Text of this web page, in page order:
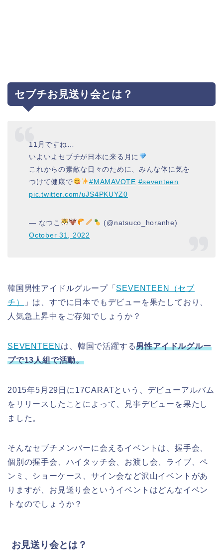
セブチお見送り会とは？
11月ですね…
いよいよセブチが日本に来る月に
これからの素敵な日々のために、みんな体に気を
つけて健康で
#MAMAVOTE #seventeen
pic.twitter.com/uJS4PKUYZ0
— なつこ
(@natsuco_horanhe)
October 31, 2022
韓国男性アイドルグループ「 SEVENTEEN（セブ
チ）
」は、すでに日本でもデビューを果たしており、
人気急上昇中をご存知でしょうか？
SEVENTEEN は、韓国で活躍する男性アイドルグルー
プで13人組で活動。
2015年5月29日に17CARATという、デビューアルバム
をリリースしたことによって、見事デビューを果たし
ました。
そんなセブチメンバーに会えるイベントは、握手会、
個別の握手会、ハイタッチ会、お渡し会、ライブ、ペ
ンミ、ショーケース、サイン会など沢山イベントがあ
りますが、お見送り会というイベントはどんなイベン
トなのでしょうか？
お見送り会とは？